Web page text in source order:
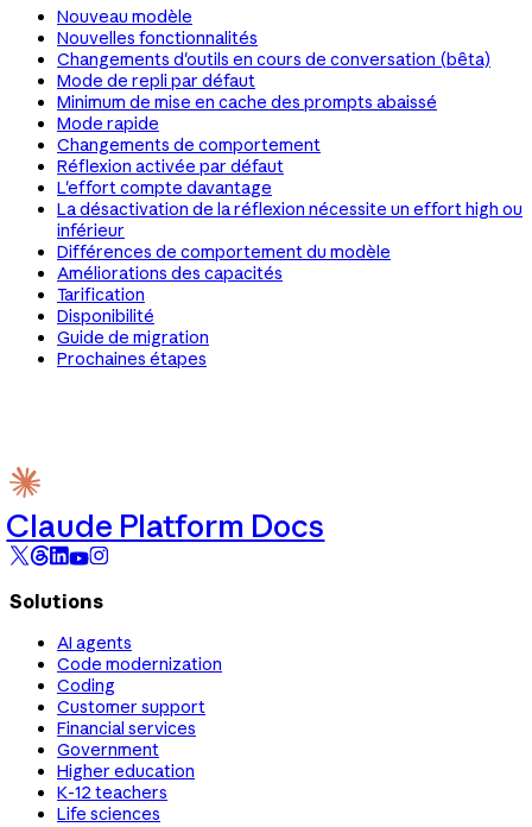
Nouveau modèle
Nouvelles fonctionnalités
Changements d'outils en cours de conversation (bêta)
Mode de repli par défaut
Minimum de mise en cache des prompts abaissé
Mode rapide
Changements de comportement
Réflexion activée par défaut
L'effort compte davantage
La désactivation de la réflexion nécessite un effort high ou
inférieur
Différences de comportement du modèle
Améliorations des capacités
Tarification
Disponibilité
Guide de migration
Prochaines étapes
Claude Platform Docs
Solutions
AI agents
Code modernization
Coding
Customer support
Financial services
Government
Higher education
K-12 teachers
Life sciences